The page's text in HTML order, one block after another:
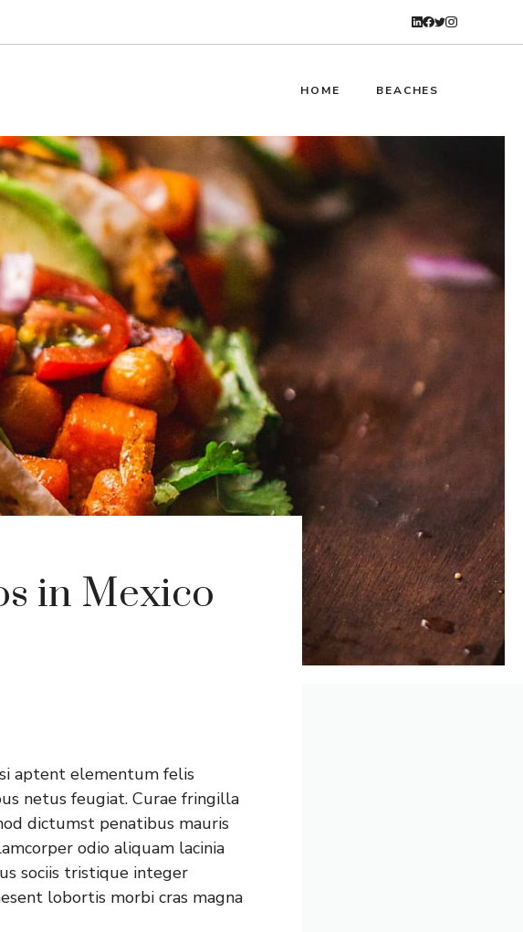
HOME BEACHES
in Mexico
aptent elementum felis
netus feugiat. Curae fringilla
dictumst penatibus mauris
odio aliquam lacinia
sociis tristique integer
lobortis morbi cras magna